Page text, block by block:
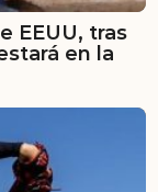
EEUU, tras
en la